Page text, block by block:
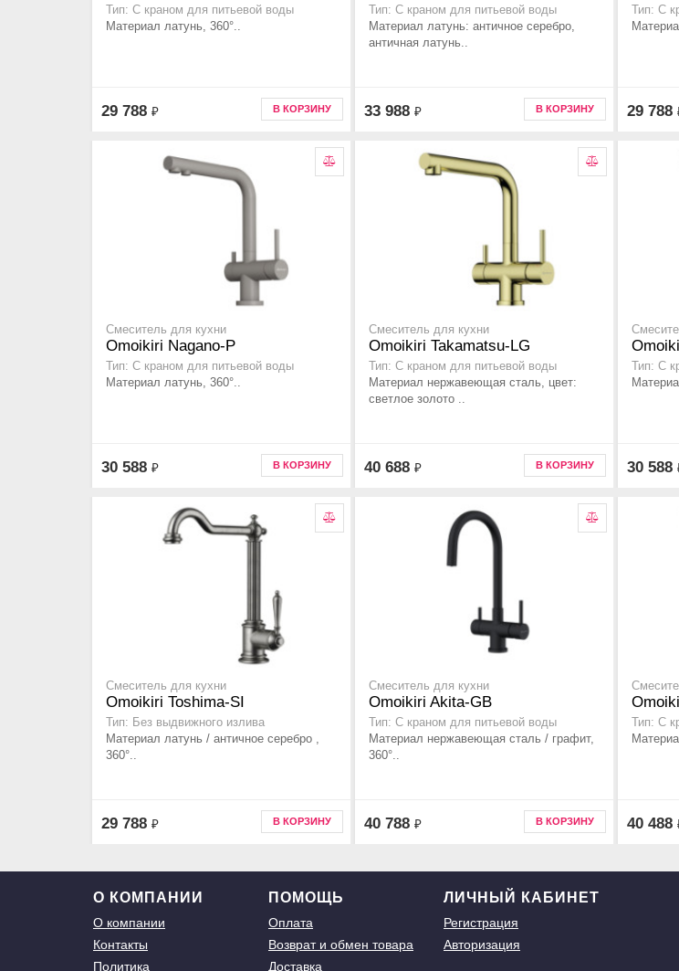
Тип: С краном для питьевой воды
Материал латунь, 360°..
29 788 ₽ В КОРЗИНУ
Тип: С краном для питьевой воды
Материал латунь: античное серебро,
античная латунь..
33 988 ₽ В КОРЗИНУ
Тип: С
29 788
Смеситель для кухни
Omoikiri Nagano-P
Тип: С краном для питьевой воды
Материал латунь, 360°..
30 588 ₽ В КОРЗИНУ
Смеситель для кухни
Omoikiri Takamatsu-LG
Тип: С краном для питьевой воды
Материал нержавеющая сталь, цвет:
светлое золото ..
40 688 ₽ В КОРЗИНУ
Тип: С
30 588
Смеситель для кухни
Omoikiri Toshima-SI
Тип: Без выдвижного излива
Материал латунь / античное серебро ,
360°..
29 788 ₽ В КОРЗИНУ
Смеситель для кухни
Omoikiri Akita-GB
Тип: С краном для питьевой воды
Материал нержавеющая сталь / графит,
360°..
40 788 ₽ В КОРЗИНУ
Тип: С
40 488
О КОМПАНИИ
О компании
Контакты
Политика
ПОМОЩЬ
Оплата
Возврат и обмен товара
Доставка
ЛИЧНЫЙ КАБИНЕТ
Регистрация
Авторизация